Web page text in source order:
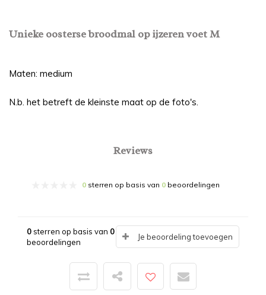
Unieke oosterse broodmal op ijzeren voet M
Maten: medium
N.b. het betreft de kleinste maat op de foto's.
Reviews
0 sterren op basis van 0 beoordelingen
0sterren op basis van 0
beoordelingen
Je beoordeling toevoegen